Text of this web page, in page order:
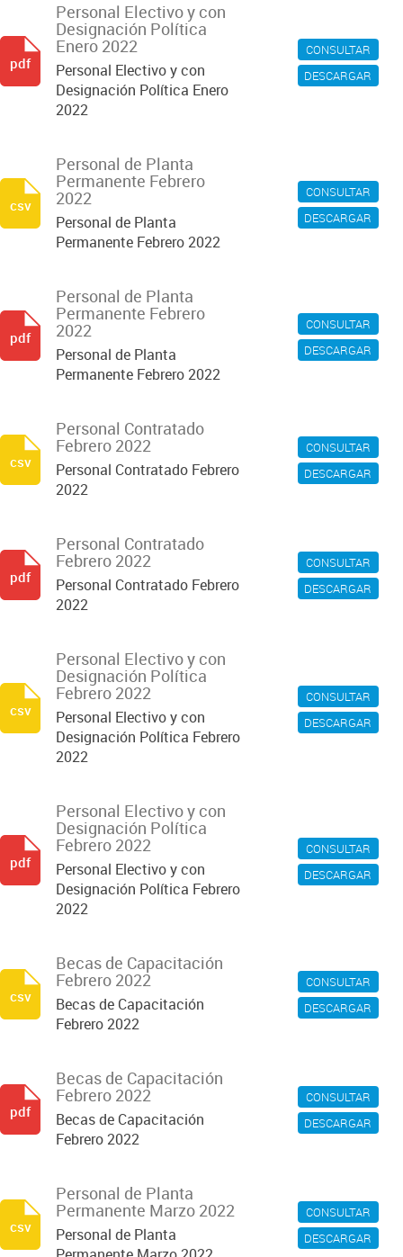
CONSULTAR
DESCARGAR
Personal Electivo y con
Designación Política
Enero 2022
Personal Electivo y con
Designación Política Enero
2022
pdf
CONSULTAR
DESCARGAR
Personal de Planta
Permanente Febrero
2022
Personal de Planta
Permanente Febrero 2022
csv
CONSULTAR
DESCARGAR
Personal de Planta
Permanente Febrero
2022
Personal de Planta
Permanente Febrero 2022
pdf
CONSULTAR
DESCARGAR
Personal Contratado
Febrero 2022
Personal Contratado Febrero
2022
csv
CONSULTAR
DESCARGAR
Personal Contratado
Febrero 2022
Personal Contratado Febrero
2022
pdf
CONSULTAR
DESCARGAR
Personal Electivo y con
Designación Política
Febrero 2022
Personal Electivo y con
Designación Política Febrero
2022
csv
CONSULTAR
DESCARGAR
Personal Electivo y con
Designación Política
Febrero 2022
Personal Electivo y con
Designación Política Febrero
2022
pdf
CONSULTAR
DESCARGAR
Becas de Capacitación
Febrero 2022
Becas de Capacitación
Febrero 2022
csv
CONSULTAR
DESCARGAR
Becas de Capacitación
Febrero 2022
Becas de Capacitación
Febrero 2022
pdf
CONSULTAR
DESCARGAR
Personal de Planta
Permanente Marzo 2022
Personal de Planta
csv